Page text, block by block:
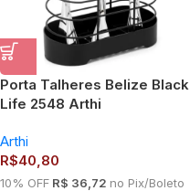
Porta Talheres Belize Black
Life 2548 Arthi
Arthi
R$40,80
10% OFF R$ 36,72 no Pix/Boleto